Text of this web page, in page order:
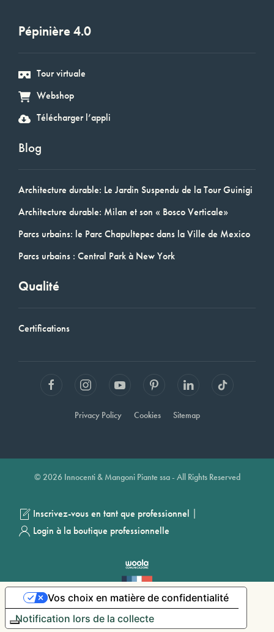
Pépinière 4.0
Tour virtuale
Webshop
Télécharger l’appli
Blog
Architecture durable: Le Jardin Suspendu de la Tour Guinigi
Architecture durable: Milan et son « Bosco Verticale»
Parcs urbains: le Parc Chapultepec dans la Ville de Mexico
Parcs urbains : Central Park à New York
Qualité
Certifications
Privacy Policy Cookies Sitemap
© 2026 Innocenti & Mangoni Piante ssa - All Rights Reserved
Inscrivez-vous en tant que professionnel |
Login à la boutique professionnelle
Notification lors de la collecte
Vos choix en matière de confidentialité